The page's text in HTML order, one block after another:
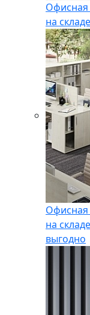
на складе
на складе
выгодно